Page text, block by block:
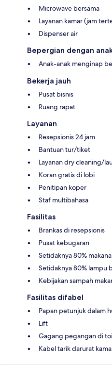
Microwave bersama
Layanan kamar (jam
Dispenser air
Bepergian dengan
Anak-anak menginap
Bekerja jauh
Pusat bisnis
Ruang rapat
Layanan
Resepsionis 24 jam
Bantuan tur/tiket
Layanan dry cleaning/
Koran gratis di lobi
Penitipan koper
Staf multibahasa
Fasilitas
Brankas di resepsionis
Pusat kebugaran
Setidaknya 80%
Setidaknya 80% lampu
Kebijakan sampah
Fasilitas difabel
Papan petunjuk dalam
Lift
Gagang pegangan di
Kabel tarik darurat